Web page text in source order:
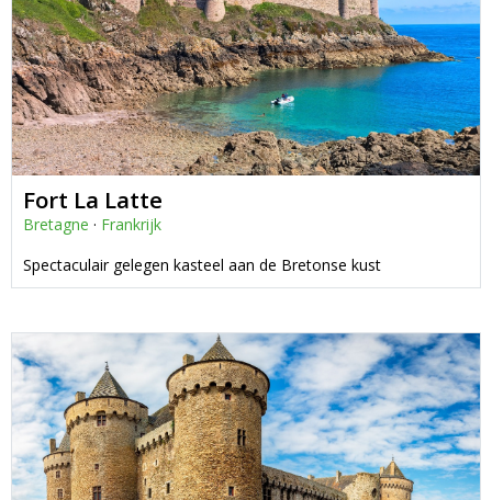
Fort La Latte
Bretagne · Frankrijk
Spectaculair gelegen kasteel aan de Bretonse kust